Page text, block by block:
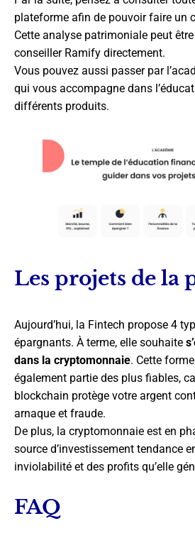
plateforme afin de pouvoir faire un
Cette analyse patrimoniale peut
conseiller Ramify directement.
Vous pouvez aussi passer par
qui vous accompagne dans
différents produits.
Les projets de la
Aujourd’hui, la Fintech propose 4
épargnants. À terme, elle souhaite
dans la cryptomonnaie. Cette
également partie des plus fiables,
blockchain protège votre argent
arnaque et fraude.
De plus, la cryptomonnaie est en
source d’investissement tendance
inviolabilité et des profits qu’elle
FAQ